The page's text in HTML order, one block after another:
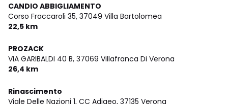
CANDIO ABBIGLIAMENTO
Corso Fraccaroli 35, 37049 Villa Bartolomea
22,5 km
PROZACK
VIA GARIBALDI 40 B, 37069 Villafranca Di Verona
26,4 km
Rinascimento
Viale Delle Nazioni 1, CC Adigeo, 37135 Verona